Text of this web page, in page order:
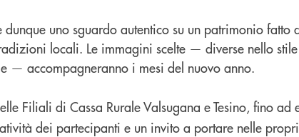
uno sguardo autentico su un patrimonio fatto
locali. Le immagini scelte — diverse nello
— accompagneranno i mesi del nuovo anno.
Filiali di Cassa Rurale Valsugana e Tesino, fino ad
dei partecipanti e un invito a portare nelle